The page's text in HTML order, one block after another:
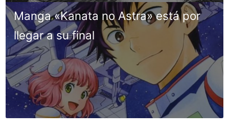
Manga «Kanata no Astra» está por
llegar a su final